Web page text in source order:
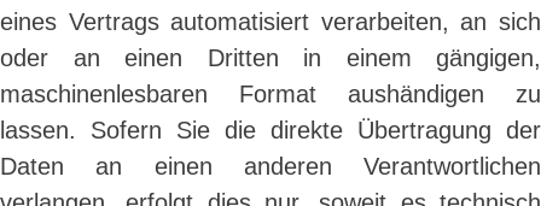
eines Vertrags automatisiert verarbeiten, an sich
oder an einen Dritten in einem gängigen,
maschinenlesbaren Format aushändigen zu
lassen. Sofern Sie die direkte Übertragung der
Daten an einen anderen Verantwortlichen